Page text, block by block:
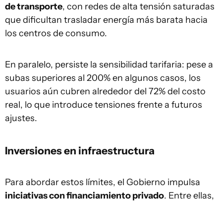
de transporte, con redes de alta tensión saturadas
que dificultan trasladar energía más barata hacia
los centros de consumo.
En paralelo, persiste la sensibilidad tarifaria: pese a
subas superiores al 200% en algunos casos, los
usuarios aún cubren alrededor del 72% del costo
real, lo que introduce tensiones frente a futuros
ajustes.
Inversiones en infraestructura
Para abordar estos límites, el Gobierno impulsa
iniciativas con financiamiento privado. Entre ellas,